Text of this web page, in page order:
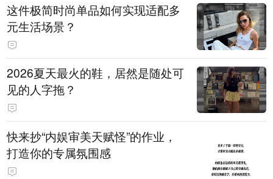
这件极简时尚单品如何实现适配多
元生活场景？
2026夏天最火的鞋，居然是随处可
见的人字拖？
快来抄“内娱审美天赋怪”的作业，
打造你的专属氛围感